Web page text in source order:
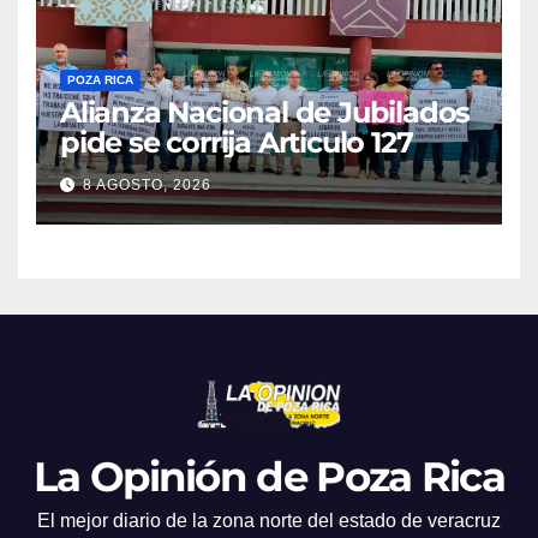
POZA RICA
Alianza Nacional de Jubilados
pide se corrija Articulo 127
8 AGOSTO, 2026
La Opinión de Poza Rica
El mejor diario de la zona norte del estado de veracruz